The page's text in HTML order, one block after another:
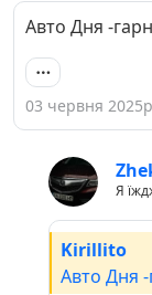
Авто Дня -
03 червня
Я
Kirillito
Авто Дня